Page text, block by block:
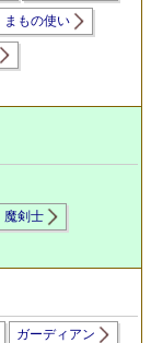
まもの使い
魔剣士
ガーディアン